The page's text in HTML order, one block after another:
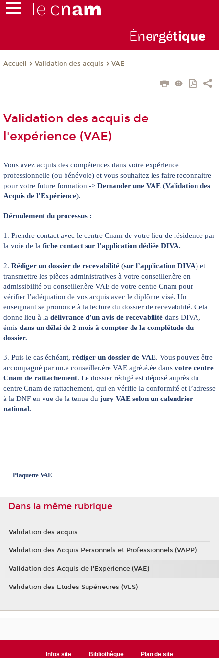
Énergétique
Accueil Validation des acquis VAE
Validation des acquis de
l'expérience (VAE)
Vous avez acquis des compétences dans votre expérience
professionnelle (ou bénévole) et vous souhaitez les faire reconnaitre
pour votre future formation -> Demander une VAE(Validation des
Acquis de l’Expérience).
Déroulement du processus :
1. Prendre contact avec le centre Cnam de votre lieu de résidence par
la voie de la fiche contact sur l’application dédiée DIVA.
2. Rédiger un dossier de recevabilité(sur l’application DIVA) et
transmettre les pièces administratives à votre conseiller.ère en
admissibilité ou conseiller.ère VAE de votre centre Cnam pour
vérifier l’adéquation de vos acquis avec le diplôme visé. Un
enseignant se prononce à la lecture du dossier de recevabilité. Cela
donne lieu à la délivrance d’un avis de recevabilité dans DIVA,
émis dans un délai de 2 mois à compter de la complétude du
dossier.
3. Puis le cas échéant, rédiger un dossier de VAE. Vous pouvez être
accompagné par un.e conseiller.ère VAE agré.é.ée dans votre centre
Cnam de rattachement. Le dossier rédigé est déposé auprès du
centre Cnam de rattachement, qui en vérifie la conformité et l’adresse
à la DNF en vue de la tenue du jury VAE selon un calendrier
national.
PlaquetteVAE
Dans la même rubrique
Validation des acquis
Validation des Acquis Personnels et Professionnels (VAPP)
Validation des Acquis de l'Expérience (VAE)
Validation des Etudes Supérieures (VES)
Infos site Bibliothèque Plan de site